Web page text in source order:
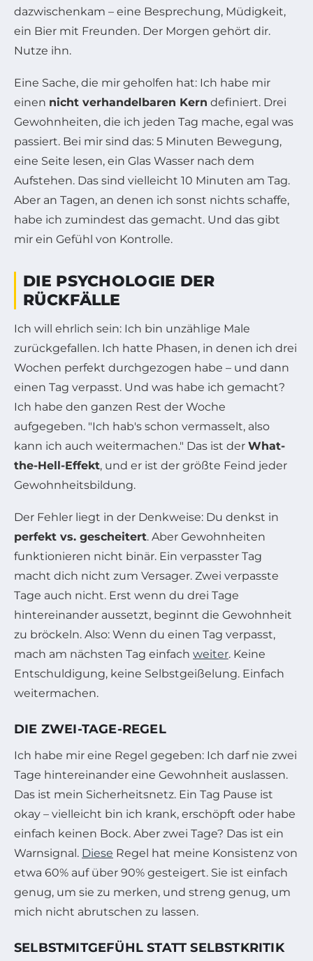
dazwischenkam – eine Besprechung, Müdigkeit,
ein Bier mit Freunden. Der Morgen gehört dir.
Nutze ihn.
Eine Sache, die mir geholfen hat: Ich habe mir
einen nicht verhandelbaren Kern definiert. Drei
Gewohnheiten, die ich jeden Tag mache, egal was
passiert. Bei mir sind das: 5 Minuten Bewegung,
eine Seite lesen, ein Glas Wasser nach dem
Aufstehen. Das sind vielleicht 10 Minuten am Tag.
Aber an Tagen, an denen ich sonst nichts schaffe,
habe ich zumindest das gemacht. Und das gibt
mir ein Gefühl von Kontrolle.
DIE PSYCHOLOGIE DER
RÜCKFÄLLE
Ich will ehrlich sein: Ich bin unzählige Male
zurückgefallen. Ich hatte Phasen, in denen ich drei
Wochen perfekt durchgezogen habe – und dann
einen Tag verpasst. Und was habe ich gemacht?
Ich habe den ganzen Rest der Woche
aufgegeben. "Ich hab's schon vermasselt, also
kann ich auch weitermachen." Das ist der What-
the-Hell-Effekt, und er ist der größte Feind jeder
Gewohnheitsbildung.
Der Fehler liegt in der Denkweise: Du denkst in
perfekt vs. gescheitert. Aber Gewohnheiten
funktionieren nicht binär. Ein verpasster Tag
macht dich nicht zum Versager. Zwei verpasste
Tage auch nicht. Erst wenn du drei Tage
hintereinander aussetzt, beginnt die Gewohnheit
zu bröckeln. Also: Wenn du einen Tag verpasst,
mach am nächsten Tag einfach weiter. Keine
Entschuldigung, keine Selbstgeißelung. Einfach
weitermachen.
DIE ZWEI-TAGE-REGEL
Ich habe mir eine Regel gegeben: Ich darf nie zwei
Tage hintereinander eine Gewohnheit auslassen.
Das ist mein Sicherheitsnetz. Ein Tag Pause ist
okay – vielleicht bin ich krank, erschöpft oder habe
einfach keinen Bock. Aber zwei Tage? Das ist ein
Warnsignal. Diese Regel hat meine Konsistenz von
etwa 60% auf über 90% gesteigert. Sie ist einfach
genug, um sie zu merken, und streng genug, um
mich nicht abrutschen zu lassen.
SELBSTMITGEFÜHL STATT SELBSTKRITIK